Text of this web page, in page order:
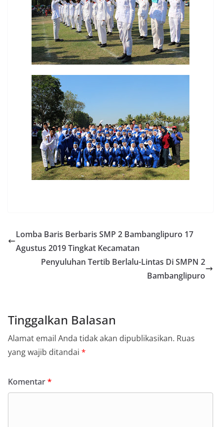
Lomba Baris Berbaris SMP 2 Bambanglipuro 17
Agustus 2019 Tingkat Kecamatan
Penyuluhan Tertib Berlalu-Lintas Di SMPN 2
Bambanglipuro
Tinggalkan Balasan
Alamat email Anda tidak akan dipublikasikan. Ruas
yang wajib ditandai *
Komentar*